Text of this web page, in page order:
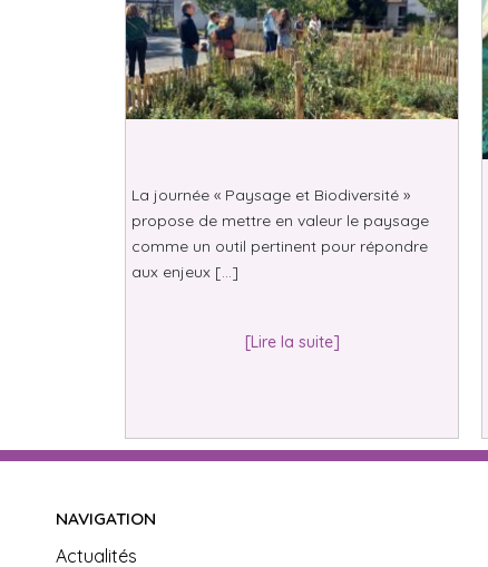
La journée « Paysage et Biodiversité »
propose de mettre en valeur le paysage
comme un outil pertinent pour répondre
aux enjeux […]
[Lire la suite]
NAVIGATION
Actualités